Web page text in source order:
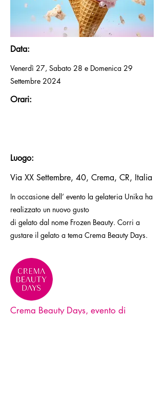
Data:
Venerdì 27, Sabato 28 e Domenica 29
Settembre 2024
Orari:
Luogo:
Via XX Settembre, 40, Crema, CR, Italia
In occasione dell’ evento la gelateria Unika ha
realizzato un nuovo gusto
di gelato dal nome Frozen Beauty. Corri a
gustare il gelato a tema Crema Beauty Days.
Crema Beauty Days, evento di